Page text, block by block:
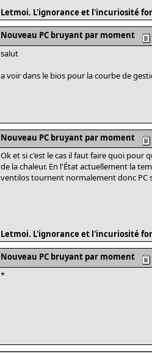
Letmoi. L'ignorance et l'incuriosité
Nouveau PC bruyant par moment
salut
a voir dans le bios pour la courbe de
Nouveau PC bruyant par moment
Ok et si c'est le cas il faut faire quoi pour
de la chaleur. En l'État actuellement la
ventilos tournent normalement donc PC
Letmoi. L'ignorance et l'incuriosité
Nouveau PC bruyant par moment
*